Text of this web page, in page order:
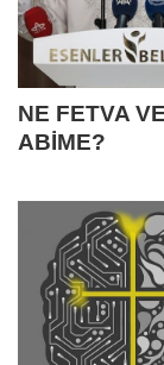
NE FETVA
ABİME?